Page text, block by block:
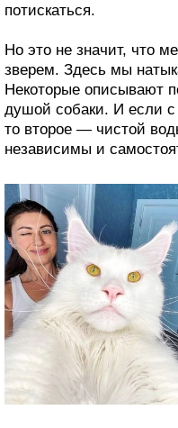
потискаться.
Но это не значит, что
зверем. Здесь мы
Некоторые описывают
душой собаки. И если
то второе — чистой
независимы и